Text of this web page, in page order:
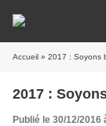
Accueil » 2017 : Soyons
2017 :
Publié le 30/12/2016